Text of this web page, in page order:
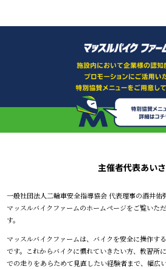
主催者代表あい
一般社団法人二輪車安全指導協会 代表理事の酒井佑
マッスルバイクファームのホームページをご覧いた
す。
マッスルバイクファームは、バイクを安全に操作す
です。これからバイクに慣れていきたい方、教習所
での走りをあらためて見直したい経験者まで、幅広